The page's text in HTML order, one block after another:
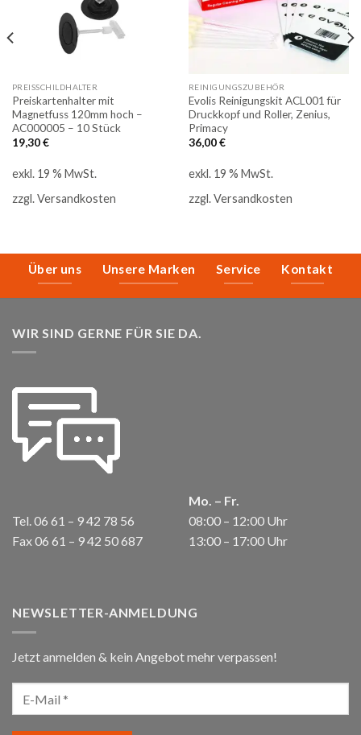
PREISSCHILDHALTER
Preiskartenhalter mit
Magnetfuss 120mm hoch –
AC000005 – 10 Stück
19,30€
exkl. 19 % MwSt.
zzgl.Versandkosten
REINIGUNGSZUBEHÖR
Evolis Reinigungskit ACL001 für
Druckkopf und Roller, Zenius,
Primacy
36,00€
exkl. 19 % MwSt.
zzgl.Versandkosten
Über uns Unsere Marken Service Kontakt
WIR SIND GERNE FÜR SIE DA.
Tel. 06 61 – 9 42 78 56
Fax 06 61 – 9 42 50 687
Mo. – Fr.
08:00 – 12:00 Uhr
13:00 – 17:00 Uhr
NEWSLETTER-ANMELDUNG
Jetzt anmelden & kein Angebot mehr verpassen!